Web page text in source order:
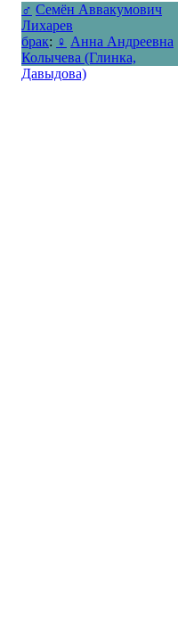
♂ Семён Аввакумович
Лихарев
брак: ♀ Анна Андреевна
Колычева (Глинка,
Давыдова)